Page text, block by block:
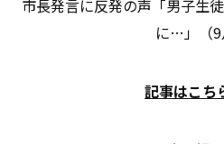
市長発言に反発の声「男子生
に…」（9
記事はこち